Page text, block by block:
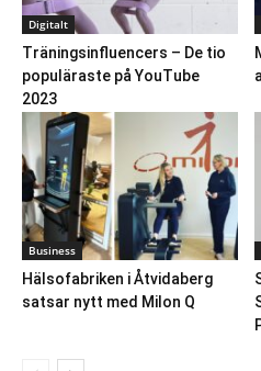
Digitalt
Träningsinfluencers – De tio
populäraste på YouTube
2023
Business
Hälsofabriken i Åtvidaberg
satsar nytt med Milon Q